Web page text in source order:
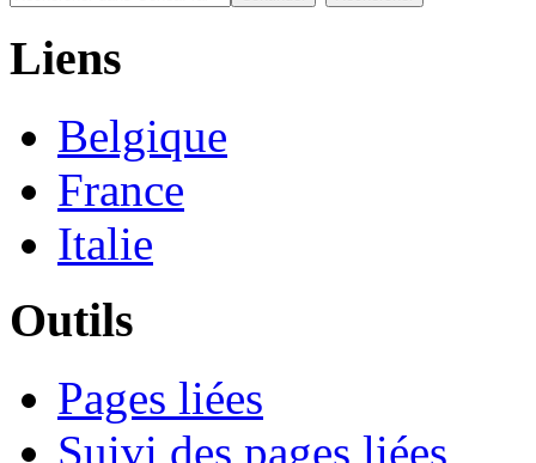
Liens
Belgique
France
Italie
Outils
Pages liées
Suivi des pages liées